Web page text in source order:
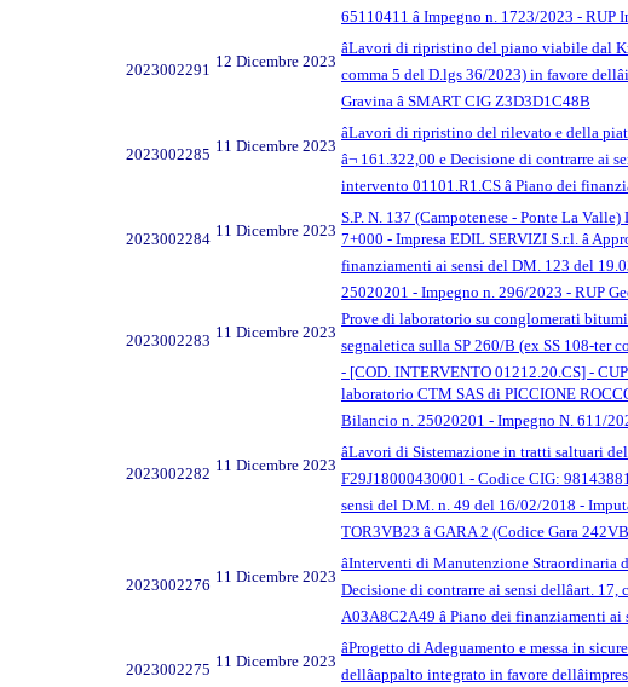
65110411 â Impegno n. 1723/2023 - RUP
2023002291 12 Dicembre 2023
âLavori di ripristino del piano viabile dal
comma 5 del D.lgs 36/2023) in favore
Gravina â SMART CIG Z3D3D1C48B
2023002285 11 Dicembre 2023
âLavori di ripristino del rilevato e della
â¬ 161.322,00 e Decisione di contrarre ai
intervento 01101.R1.CS â Piano dei
2023002284 11 Dicembre 2023
S.P. N. 137 (Campotenese - Ponte La
7+000 - Impresa EDIL SERVIZI S.r.l. â
finanziamenti ai sensi del DM. 123 del
25020201 - Impegno n. 296/2023 - RUP
2023002283 11 Dicembre 2023
Prove di laboratorio su conglomerati
segnaletica sulla SP 260/B (ex SS 108-ter
- [COD. INTERVENTO 01212.20.CS] -
laboratorio CTM SAS di PICCIONE
Bilancio n. 25020201 - Impegno N. 611/
2023002282 11 Dicembre 2023
âLavori di Sistemazione in tratti saltuari
F29J18000430001 - Codice CIG:
sensi del D.M. n. 49 del 16/02/2018 -
TOR3VB23 â GARA 2 (Codice Gara
2023002276 11 Dicembre 2023
âInterventi di Manutenzione
Decisione di contrarre ai sensi dellâart.
A03A8C2A49 â Piano dei finanziamenti
2023002275 11 Dicembre 2023
âProgetto di Adeguamento e messa in
dellâappalto integrato in favore